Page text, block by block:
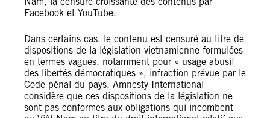
Facebook et YouTube.
Dans certains cas, le contenu est censuré au titre de
dispositions de la législation vietnamienne formulées
en termes vagues, notamment pour « usage abusif
des libertés démocratiques », infraction prévue par le
Code pénal du pays. Amnesty International
considère que ces dispositions de la législation ne
sont pas conformes aux obligations qui incombent